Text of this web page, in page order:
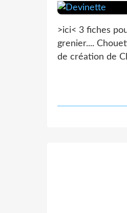
>ici< 3 fiches
grenier....
de création de